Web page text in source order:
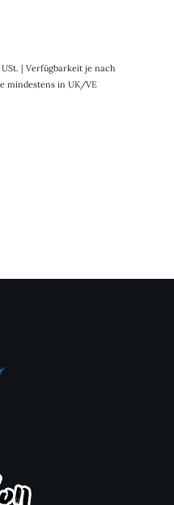
| Verfügbarkeit je nach
mindestens in UK/VE